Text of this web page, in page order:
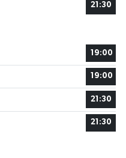
21:30
19:00
19:00
21:30
21:30